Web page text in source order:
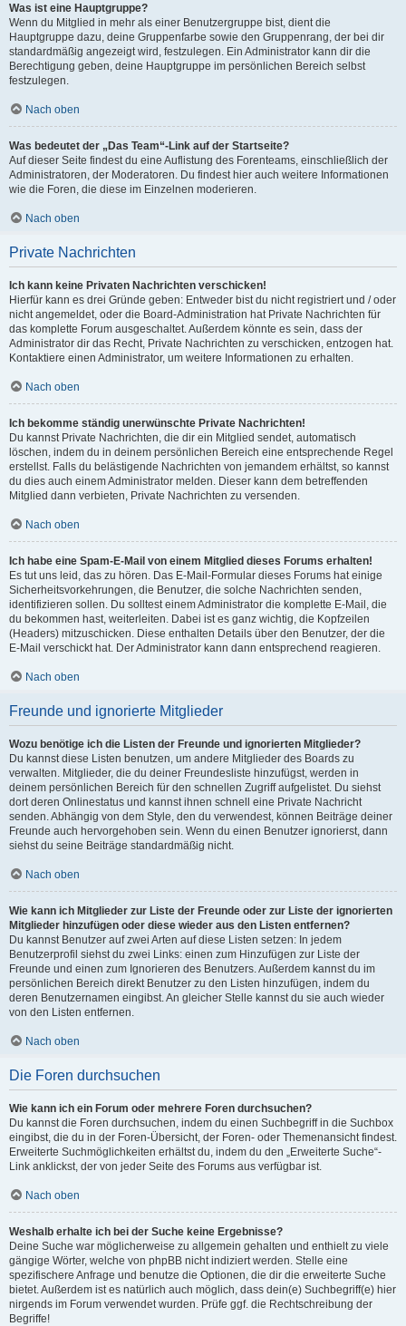
Was ist eine Hauptgruppe?
Wenn du Mitglied in mehr als einer Benutzergruppe bist, dient die
Hauptgruppe dazu, deine Gruppenfarbe sowie den Gruppenrang, der bei dir
standardmäßig angezeigt wird, festzulegen. Ein Administrator kann dir die
Berechtigung geben, deine Hauptgruppe im persönlichen Bereich selbst
festzulegen.
Nach oben
Was bedeutet der „Das Team“-Link auf der Startseite?
Auf dieser Seite findest du eine Auflistung des Forenteams, einschließlich der
Administratoren, der Moderatoren. Du findest hier auch weitere Informationen
wie die Foren, die diese im Einzelnen moderieren.
Nach oben
Private Nachrichten
Ich kann keine Privaten Nachrichten verschicken!
Hierfür kann es drei Gründe geben: Entweder bist du nicht registriert und / oder
nicht angemeldet, oder die Board-Administration hat Private Nachrichten für
das komplette Forum ausgeschaltet. Außerdem könnte es sein, dass der
Administrator dir das Recht, Private Nachrichten zu verschicken, entzogen hat.
Kontaktiere einen Administrator, um weitere Informationen zu erhalten.
Nach oben
Ich bekomme ständig unerwünschte Private Nachrichten!
Du kannst Private Nachrichten, die dir ein Mitglied sendet, automatisch
löschen, indem du in deinem persönlichen Bereich eine entsprechende Regel
erstellst. Falls du belästigende Nachrichten von jemandem erhältst, so kannst
du dies auch einem Administrator melden. Dieser kann dem betreffenden
Mitglied dann verbieten, Private Nachrichten zu versenden.
Nach oben
Ich habe eine Spam-E-Mail von einem Mitglied dieses Forums erhalten!
Es tut uns leid, das zu hören. Das E-Mail-Formular dieses Forums hat einige
Sicherheitsvorkehrungen, die Benutzer, die solche Nachrichten senden,
identifizieren sollen. Du solltest einem Administrator die komplette E-Mail, die
du bekommen hast, weiterleiten. Dabei ist es ganz wichtig, die Kopfzeilen
(Headers) mitzuschicken. Diese enthalten Details über den Benutzer, der die
E-Mail verschickt hat. Der Administrator kann dann entsprechend reagieren.
Nach oben
Freunde und ignorierte Mitglieder
Wozu benötige ich die Listen der Freunde und ignorierten Mitglieder?
Du kannst diese Listen benutzen, um andere Mitglieder des Boards zu
verwalten. Mitglieder, die du deiner Freundesliste hinzufügst, werden in
deinem persönlichen Bereich für den schnellen Zugriff aufgelistet. Du siehst
dort deren Onlinestatus und kannst ihnen schnell eine Private Nachricht
senden. Abhängig von dem Style, den du verwendest, können Beiträge deiner
Freunde auch hervorgehoben sein. Wenn du einen Benutzer ignorierst, dann
siehst du seine Beiträge standardmäßig nicht.
Nach oben
Wie kann ich Mitglieder zur Liste der Freunde oder zur Liste der ignorierten
Mitglieder hinzufügen oder diese wieder aus den Listen entfernen?
Du kannst Benutzer auf zwei Arten auf diese Listen setzen: In jedem
Benutzerprofil siehst du zwei Links: einen zum Hinzufügen zur Liste der
Freunde und einen zum Ignorieren des Benutzers. Außerdem kannst du im
persönlichen Bereich direkt Benutzer zu den Listen hinzufügen, indem du
deren Benutzernamen eingibst. An gleicher Stelle kannst du sie auch wieder
von den Listen entfernen.
Nach oben
Die Foren durchsuchen
Wie kann ich ein Forum oder mehrere Foren durchsuchen?
Du kannst die Foren durchsuchen, indem du einen Suchbegriff in die Suchbox
eingibst, die du in der Foren-Übersicht, der Foren- oder Themenansicht findest.
Erweiterte Suchmöglichkeiten erhältst du, indem du den „Erweiterte Suche“-
Link anklickst, der von jeder Seite des Forums aus verfügbar ist.
Nach oben
Weshalb erhalte ich bei der Suche keine Ergebnisse?
Deine Suche war möglicherweise zu allgemein gehalten und enthielt zu viele
gängige Wörter, welche von phpBB nicht indiziert werden. Stelle eine
spezifischere Anfrage und benutze die Optionen, die dir die erweiterte Suche
bietet. Außerdem ist es natürlich auch möglich, dass dein(e) Suchbegriff(e) hier
nirgends im Forum verwendet wurden. Prüfe ggf. die Rechtschreibung der
Begriffe!